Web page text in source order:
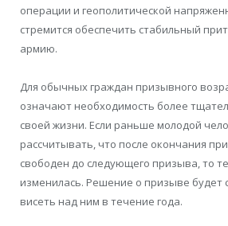
операции и геополитической
стремится обеспечить стабильный
армию.
Для обычных граждан призывного
означают необходимость более
своей жизни. Если раньше молодой
рассчитывать, что после окончания
свободен до следующего призыва, то
изменилась. Решение о призыве будет
висеть над ним в течение года.